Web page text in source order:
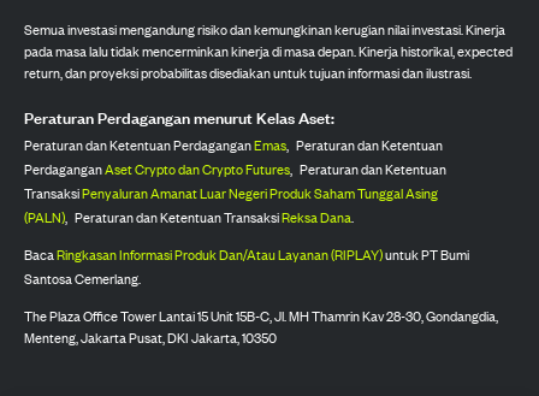
Semua investasi mengandung risiko dan kemungkinan kerugian nilai investasi. Kinerja
pada masa lalu tidak mencerminkan kinerja di masa depan. Kinerja historikal, expected
return, dan proyeksi probabilitas disediakan untuk tujuan informasi dan ilustrasi.
Peraturan Perdagangan menurut Kelas Aset:
Peraturan dan Ketentuan PerdaganganEmas, Peraturan dan Ketentuan
PerdaganganAset Crypto dan Crypto Futures, Peraturan dan Ketentuan
TransaksiPenyaluran Amanat Luar Negeri Produk Saham Tunggal Asing
(PALN), Peraturan dan Ketentuan TransaksiReksa Dana.
BacaRingkasan Informasi Produk Dan/Atau Layanan (RIPLAY)untuk PT Bumi
Santosa Cemerlang.
The Plaza Office Tower Lantai 15 Unit 15B-C, Jl. MH Thamrin Kav 28-30, Gondangdia,
Menteng, Jakarta Pusat, DKI Jakarta, 10350